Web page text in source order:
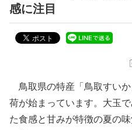
感に注目
鳥取県の特産「鳥取すい
荷が始まっています。大玉
た食感と甘みが特徴の夏の